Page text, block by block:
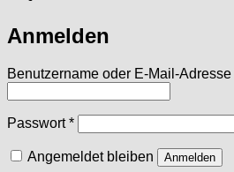
Anmelden
Benutzername oder E-Mail-Adresse
Passwort*Erforderlich
Angemeldet bleiben Anmelden